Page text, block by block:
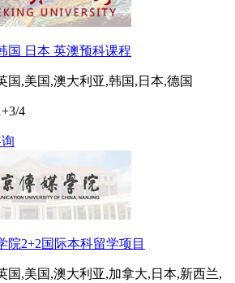
国 日本 英澳预科课程
国,美国,澳大利亚,韩国,日本,德国
4
院2+2国际本科留学项目
国,美国,澳大利亚,加拿大,日本,新西兰,